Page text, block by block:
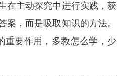
在主动探究中进行实践，获
案，而是吸取知识的方法。
重要作用，多教怎么学，少